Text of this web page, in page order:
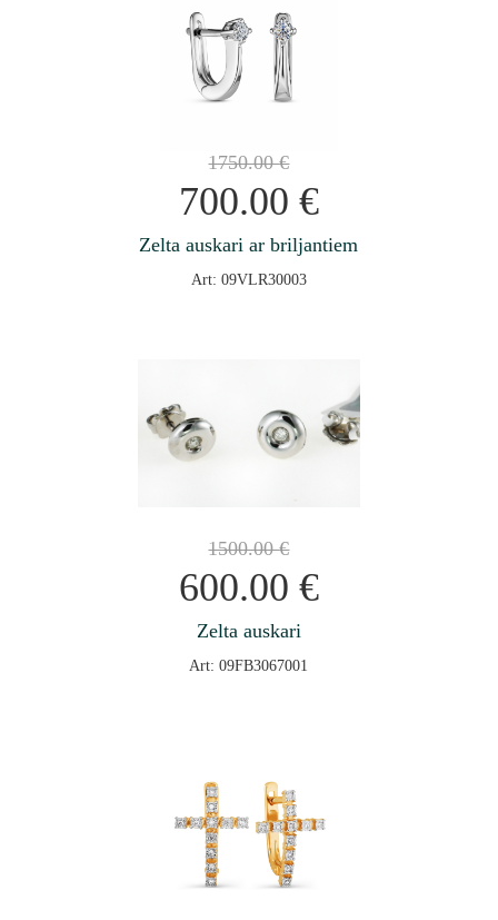
1750.00€
700.00 €
Zelta auskari ar briljantiem
Art: 09VLR30003
1500.00€
600.00 €
Zelta auskari
Art: 09FB3067001